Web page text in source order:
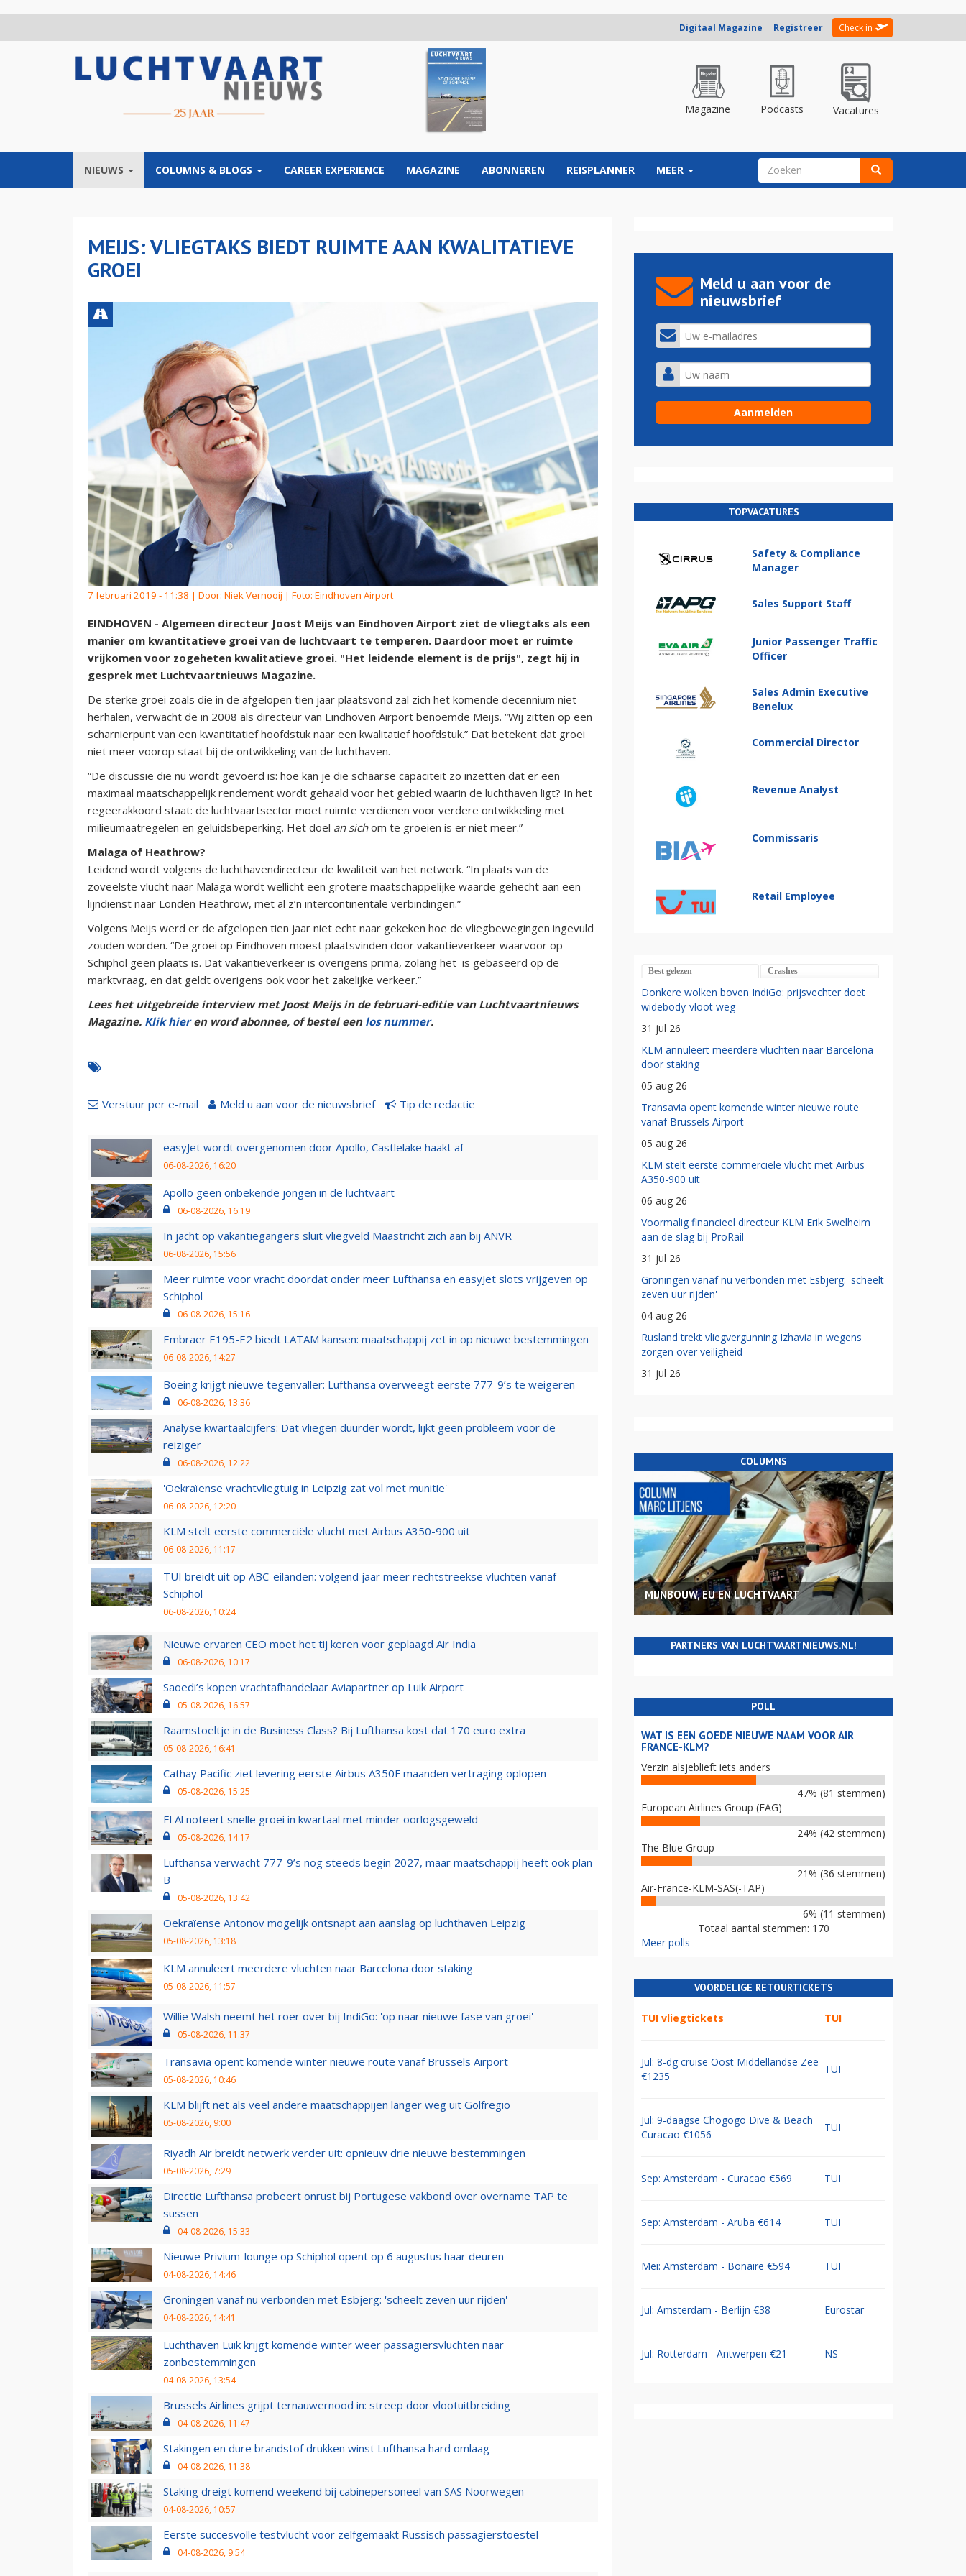
Digitaal Magazine Registreer Check in
Magazine Podcasts Vacatures
NIEUWS COLUMNS & BLOGS CAREER EXPERIENCE MAGAZINE ABONNEREN REISPLANNER MEER ZOEKVELD
MEIJS: VLIEGTAKS BIEDT RUIMTE AAN KWALITATIEVE
GROEI
7 februari 2019 - 11:38 | Door: Niek Vernooij | Foto: Eindhoven Airport
EINDHOVEN - Algemeen directeur Joost Meijs van Eindhoven Airport ziet de vliegtaks als een
manier om kwantitatieve groei van de luchtvaart te temperen. Daardoor moet er ruimte
vrijkomen voor zogeheten kwalitatieve groei. "Het leidende element is de prijs", zegt hij in
gesprek met Luchtvaartnieuws Magazine.
De sterke groei zoals die in de afgelopen tien jaar plaatsvond zal zich het komende decennium niet
herhalen, verwacht de in 2008 als directeur van Eindhoven Airport benoemde Meijs. “Wij zitten op een
scharnierpunt van een kwantitatief hoofdstuk naar een kwalitatief hoofdstuk.” Dat betekent dat groei
niet meer voorop staat bij de ontwikkeling van de luchthaven.
“De discussie die nu wordt gevoerd is: hoe kan je die schaarse capaciteit zo inzetten dat er een
maximaal maatschappelijk rendement wordt gehaald voor het gebied waarin de luchthaven ligt? In het
regeerakkoord staat: de luchtvaartsector moet ruimte verdienen voor verdere ontwikkeling met
milieumaatregelen en geluidsbeperking. Het doel an sichom te groeien is er niet meer.”
Malaga of Heathrow?
Leidend wordt volgens de luchthavendirecteur de kwaliteit van het netwerk. “In plaats van de
zoveelste vlucht naar Malaga wordt wellicht een grotere maatschappelijke waarde gehecht aan een
lijndienst naar Londen Heathrow, met al z’n intercontinentale verbindingen.”
Volgens Meijs werd er de afgelopen tien jaar niet echt naar gekeken hoe de vliegbewegingen ingevuld
zouden worden. “De groei op Eindhoven moest plaatsvinden door vakantieverkeer waarvoor op
Schiphol geen plaats is. Dat vakantieverkeer is overigens prima, zolang het is gebaseerd op de
marktvraag, en dat geldt overigens ook voor het zakelijke verkeer.”
Lees het uitgebreide interview met Joost Meijs in de februari-editie van Luchtvaartnieuws
Magazine. Klik hieren word abonnee, of bestel een los nummer.
Verstuur per e-mail Meld u aan voor de nieuwsbrief Tip de redactie
easyJet wordt overgenomen door Apollo, Castlelake haakt af
06-08-2026, 16:20
Apollo geen onbekende jongen in de luchtvaart
06-08-2026, 16:19
In jacht op vakantiegangers sluit vliegveld Maastricht zich aan bij ANVR
06-08-2026, 15:56
Meer ruimte voor vracht doordat onder meer Lufthansa en easyJet slots vrijgeven op
Schiphol
06-08-2026, 15:16
Embraer E195-E2 biedt LATAM kansen: maatschappij zet in op nieuwe bestemmingen
06-08-2026, 14:27
Boeing krijgt nieuwe tegenvaller: Lufthansa overweegt eerste 777-9’s te weigeren
06-08-2026, 13:36
Analyse kwartaalcijfers: Dat vliegen duurder wordt, lijkt geen probleem voor de
reiziger
06-08-2026, 12:22
'Oekraïense vrachtvliegtuig in Leipzig zat vol met munitie'
06-08-2026, 12:20
KLM stelt eerste commerciële vlucht met Airbus A350-900 uit
06-08-2026, 11:17
TUI breidt uit op ABC-eilanden: volgend jaar meer rechtstreekse vluchten vanaf
Schiphol
06-08-2026, 10:24
Nieuwe ervaren CEO moet het tij keren voor geplaagd Air India
06-08-2026, 10:17
Saoedi’s kopen vrachtafhandelaar Aviapartner op Luik Airport
05-08-2026, 16:57
Raamstoeltje in de Business Class? Bij Lufthansa kost dat 170 euro extra
05-08-2026, 16:41
Cathay Pacific ziet levering eerste Airbus A350F maanden vertraging oplopen
05-08-2026, 15:25
El Al noteert snelle groei in kwartaal met minder oorlogsgeweld
05-08-2026, 14:17
Lufthansa verwacht 777-9’s nog steeds begin 2027, maar maatschappij heeft ook plan
B
05-08-2026, 13:42
Oekraïense Antonov mogelijk ontsnapt aan aanslag op luchthaven Leipzig
05-08-2026, 13:18
KLM annuleert meerdere vluchten naar Barcelona door staking
05-08-2026, 11:57
Willie Walsh neemt het roer over bij IndiGo: 'op naar nieuwe fase van groei'
05-08-2026, 11:37
Transavia opent komende winter nieuwe route vanaf Brussels Airport
05-08-2026, 10:46
KLM blijft net als veel andere maatschappijen langer weg uit Golfregio
05-08-2026, 9:00
Riyadh Air breidt netwerk verder uit: opnieuw drie nieuwe bestemmingen
05-08-2026, 7:29
Directie Lufthansa probeert onrust bij Portugese vakbond over overname TAP te
sussen
04-08-2026, 15:33
Nieuwe Privium-lounge op Schiphol opent op 6 augustus haar deuren
04-08-2026, 14:46
Groningen vanaf nu verbonden met Esbjerg: 'scheelt zeven uur rijden'
04-08-2026, 14:41
Luchthaven Luik krijgt komende winter weer passagiersvluchten naar
zonbestemmingen
04-08-2026, 13:54
Brussels Airlines grijpt ternauwernood in: streep door vlootuitbreiding
04-08-2026, 11:47
Stakingen en dure brandstof drukken winst Lufthansa hard omlaag
04-08-2026, 11:38
Staking dreigt komend weekend bij cabinepersoneel van SAS Noorwegen
04-08-2026, 10:57
Eerste succesvolle testvlucht voor zelfgemaakt Russisch passagierstoestel
04-08-2026, 9:54
Meld u aan voor de
nieuwsbrief
TOPVACATURES
Safety & Compliance
Manager
Sales Support Staff
Junior Passenger Traffic
Officer
Sales Admin Executive
Benelux
Commercial Director
Revenue Analyst
Commissaris
Retail Employee
Best gelezen Crashes
Donkere wolken boven IndiGo: prijsvechter doet
widebody-vloot weg
31 jul 26
KLM annuleert meerdere vluchten naar Barcelona
door staking
05 aug 26
Transavia opent komende winter nieuwe route
vanaf Brussels Airport
05 aug 26
KLM stelt eerste commerciële vlucht met Airbus
A350-900 uit
06 aug 26
Voormalig financieel directeur KLM Erik Swelheim
aan de slag bij ProRail
31 jul 26
Groningen vanaf nu verbonden met Esbjerg: 'scheelt
zeven uur rijden'
04 aug 26
Rusland trekt vliegvergunning Izhavia in wegens
zorgen over veiligheid
31 jul 26
COLUMNS
MIJNBOUW, EU EN LUCHTVAART
PARTNERS VAN LUCHTVAARTNIEUWS.NL!
POLL
WAT IS EEN GOEDE NIEUWE NAAM VOOR AIR
FRANCE-KLM?
Verzin alsjeblieft iets anders
47% (81 stemmen)
European Airlines Group (EAG)
24% (42 stemmen)
The Blue Group
21% (36 stemmen)
Air-France-KLM-SAS(-TAP)
6% (11 stemmen)
Totaal aantal stemmen: 170
Meer polls
VOORDELIGE RETOURTICKETS
TUI vliegtickets TUI
Jul: 8-dg cruise Oost Middellandse Zee
€1235
TUI
Jul: 9-daagse Chogogo Dive & Beach
Curacao €1056
TUI
Sep: Amsterdam - Curacao €569 TUI
Sep: Amsterdam - Aruba €614 TUI
Mei: Amsterdam - Bonaire €594 TUI
Jul: Amsterdam - Berlijn €38 Eurostar
Jul: Rotterdam - Antwerpen €21 NS